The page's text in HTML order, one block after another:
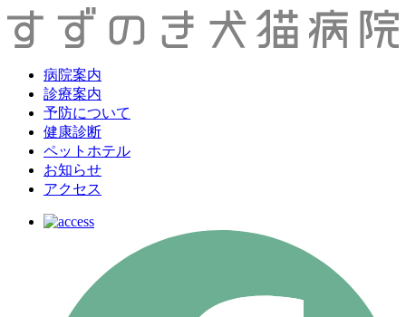
病院案内
診療案内
予防について
健康診断
ペットホテル
お知らせ
アクセス